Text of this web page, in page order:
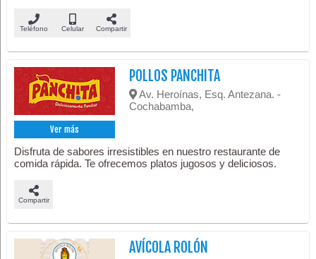
Teléfono Celular Compartir
Ver más
POLLOS PANCHITA
Av. Heroínas, Esq. Antezana. -
Cochabamba,
Disfruta de sabores irresistibles en nuestro restaurante de
comida rápida. Te ofrecemos platos jugosos y deliciosos.
Compartir
AVÍCOLA ROLÓN